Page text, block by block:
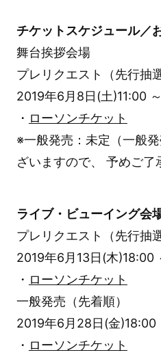
チケットスケジュール／
舞台挨拶会場
プレリクエスト（先行抽選
2019年6月8日(土)11:00
・ ローソンチケット
※一般発売：未定（一般
ざいますので、 予めご了
ライブ・ビューイング会
プレリクエスト（先行抽選
2019年6月13日(木)18:00
・ ローソンチケット
一般発売（先着順）
2019年6月28日(金)18:00
・ ローソンチケット